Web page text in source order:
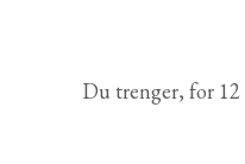
Du trenger, for 12